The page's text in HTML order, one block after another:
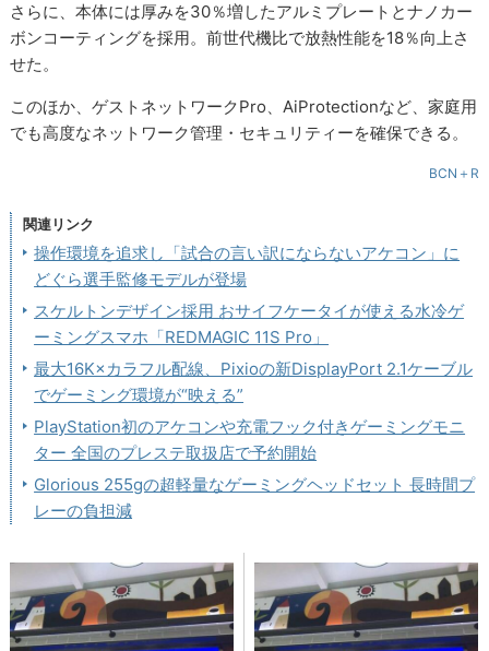
さらに、本体には厚みを30％増したアルミプレートとナノカー
ボンコーティングを採用。前世代機比で放熱性能を18％向上さ
せた。
このほか、ゲストネットワークPro、AiProtectionなど、家庭用
でも高度なネットワーク管理・セキュリティーを確保できる。
BCN＋R
関連リンク
操作環境を追求し「試合の言い訳にならないアケコン」に
どぐら選手監修モデルが登場
スケルトンデザイン採用 おサイフケータイが使える水冷ゲ
ーミングスマホ「REDMAGIC 11S Pro」
最大16K×カラフル配線、Pixioの新DisplayPort 2.1ケーブル
でゲーミング環境が“映える”
PlayStation初のアケコンや充電フック付きゲーミングモニ
ター 全国のプレステ取扱店で予約開始
Glorious 255gの超軽量なゲーミングヘッドセット 長時間プ
レーの負担減